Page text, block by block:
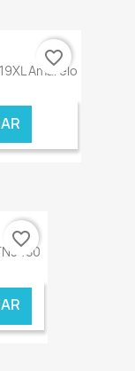
Amarelo
€ ONLINE
favorite_border
favorite_border